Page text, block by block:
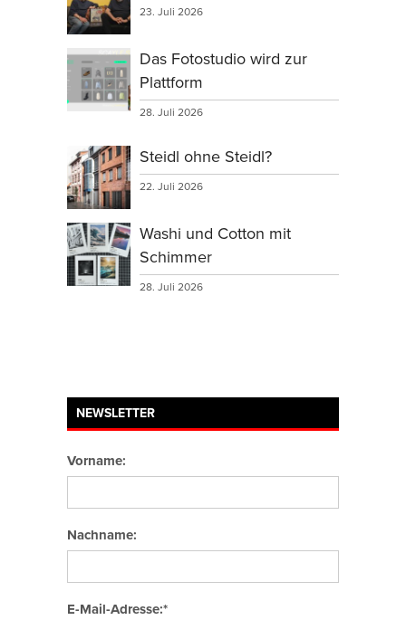
23. Juli 2026
Das Fotostudio wird zur
Plattform
28. Juli 2026
Steidl ohne Steidl?
22. Juli 2026
Washi und Cotton mit
Schimmer
28. Juli 2026
NEWSLETTER
Vorname:
Nachname:
E-Mail-Adresse:*